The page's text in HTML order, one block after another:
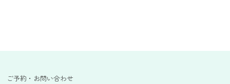
ご予約・お問い合わせ